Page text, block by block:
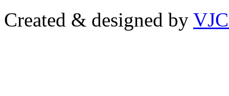
Created & designed by